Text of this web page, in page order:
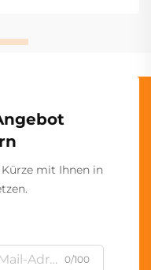
mit Ihnen in
0/100